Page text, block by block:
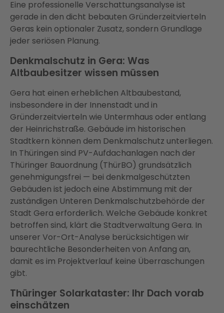
Eine professionelle Verschattungsanalyse ist
gerade in den dicht bebauten Gründerzeitvierteln
Geras kein optionaler Zusatz, sondern Grundlage
jeder seriösen Planung.
Denkmalschutz in Gera: Was
Altbaubesitzer wissen müssen
Gera hat einen erheblichen Altbaubestand,
insbesondere in der Innenstadt und in
Gründerzeitvierteln wie Untermhaus oder entlang
der Heinrichstraße. Gebäude im historischen
Stadtkern können dem Denkmalschutz unterliegen.
In Thüringen sind PV-Aufdachanlagen nach der
Thüringer Bauordnung (ThürBO) grundsätzlich
genehmigungsfrei — bei denkmalgeschützten
Gebäuden ist jedoch eine Abstimmung mit der
zuständigen Unteren Denkmalschutzbehörde der
Stadt Gera erforderlich. Welche Gebäude konkret
betroffen sind, klärt die Stadtverwaltung Gera. In
unserer Vor-Ort-Analyse berücksichtigen wir
baurechtliche Besonderheiten von Anfang an,
damit es im Projektverlauf keine Überraschungen
gibt.
Thüringer Solarkataster: Ihr Dach vorab
einschätzen